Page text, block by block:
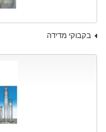
בקבוקי מדידה